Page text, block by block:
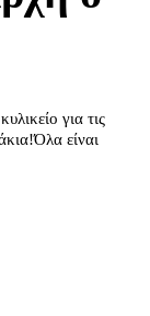
για τις
είναι